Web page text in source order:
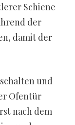
Schiene
der
damit der
und
Ofentür
nach dem